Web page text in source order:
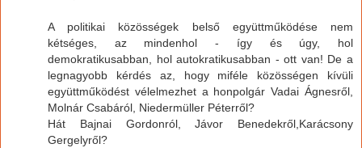
A politikai közösségek belső együttműködése nem
kétséges, az mindenhol - így és úgy, hol
demokratikusabban, hol autokratikusabban - ott van! De a
legnagyobb kérdés az, hogy miféle közösségen kívüli
együttműködést vélelmezhet a honpolgár Vadai Ágnesről,
Molnár Csabáról, Niedermüller Péterről?
Hát Bajnai Gordonról, Jávor Benedekről,Karácsony
Gergelyről?